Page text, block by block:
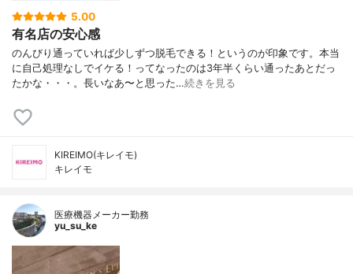
5.00
有名店の安心感
のんびり通っていれば少しずつ脱毛できる！というのが印象です。本当
に自己処理なしでイケる！ってなったのは3年半くらい通ったあとだっ
たかな・・・。長いなあ〜と思った…続きを見る
KIREIMO(キレイモ)
キレイモ
医療機器メーカー勤務
yu_su_ke